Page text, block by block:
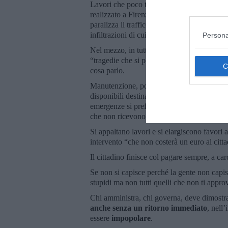
Lavori che poco tempo dopo
realizzato a Firenze sempre nell’ambito
paralizza il traffico cittadino nel giugno
infiltrazioni di cui, per ora, sono
Nel mezzo, in tutto il Belpaese, soffitti
“tragedie che si potevano e dovevano
cosa parlo.
Manutenzione, poca e spesso di scarsa
disponibili destinate a qualcosa che
emergenze si preferisce glissare, far finta
che non ricevono risposta, se non “'Un c’è
Si appaltano lavori e si elargiscono favori
intervento “che non costerà un euro al
Il cittadino finisce col pagare sempre, a
Se non si capisce perché la gente non
stupidi ma non tutti quelli che non ti
Chi amministra, chi governa, deve
anche senza un ritorno immediato,
essere impopolare.